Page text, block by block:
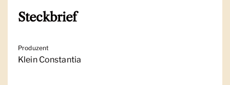
Steckbrief
Produzent
Klein Constantia